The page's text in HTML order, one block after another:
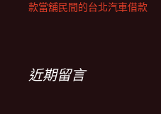
款當舖民間的台北汽車借款
近期留言